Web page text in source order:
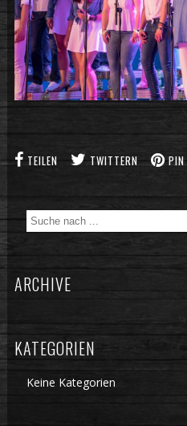
TEILEN TWITTERN PIN
ARCHIVE
KATEGORIEN
Keine Kategorien